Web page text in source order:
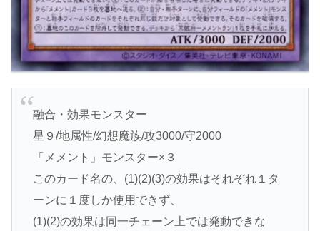
融合・効果モンスター
星９/地属性/幻想魔族/攻3000/守2000
「メメント」モンスター×３
このカード名の、(1)(2)(3)の効果はそれぞれ１タ
ーンに１度しか使用できず、
(1)(2)の効果は同一チェーン上では発動できな